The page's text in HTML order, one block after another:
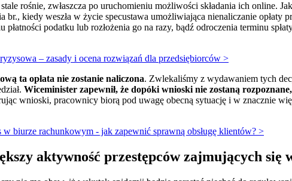
rośnie, zwłaszcza po uruchomieniu możliwości składania ich online.
br., kiedy weszła w życie specustawa umożliwiająca nienaliczanie opłaty
płatności podatku lub rozłożenia go na razy, bądź odroczenia terminu
– zasady i ocena rozwiązań dla przedsiębiorców >
ta opłata nie zostanie naliczona. Zwlekaliśmy z wydawaniem tych
Wiceminister zapewnił, że dopóki wnioski nie zostaną
wnioski, pracownicy biorą pod uwagę obecną sytuację i w znacznie
biurze rachunkowym - jak zapewnić sprawną obsługę klientów? >
aktywność przestępców zajmujących się